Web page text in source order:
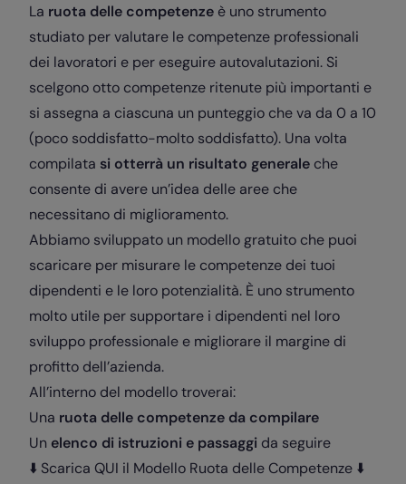
La ruota delle competenze è uno strumento
studiato per valutare le competenze professionali
dei lavoratori e per eseguire autovalutazioni. Si
scelgono otto competenze ritenute più importanti e
si assegna a ciascuna un punteggio che va da 0 a 10
(poco soddisfatto-molto soddisfatto). Una volta
compilata si otterrà un risultato generale che
consente di avere un’idea delle aree che
necessitano di miglioramento.
Abbiamo sviluppato un modello gratuito che puoi
scaricare per misurare le competenze dei tuoi
dipendenti e le loro potenzialità. È uno strumento
molto utile per supportare i dipendenti nel loro
sviluppo professionale e migliorare il margine di
profitto dell’azienda.
All’interno del modello troverai:
Una ruota delle competenze da compilare
Un elenco di istruzioni e passaggi da seguire
⬇️ Scarica QUI il Modello Ruota delle Competenze ⬇️